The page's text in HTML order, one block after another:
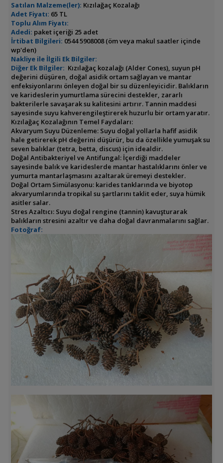
Satılan Malzeme(ler): Kızılağaç Kozalağı
Adet Fiyatı: 65 TL
Toplu Alım Fiyatı:
Adedi: paket içeriği 25 adet
İrtibat Bilgileri: 0544 5908008 (öm veya makul saatler içinde
wp'den)
Nakliye ile İlgili Ek Bilgiler:
Diğer Ek Bilgiler: Kızılağaç kozalağı (Alder Cones), suyun pH
değerini düşüren, doğal asidik ortam sağlayan ve mantar
enfeksiyonlarını önleyen doğal bir su düzenleyicidir. Balıkların
ve karideslerin yumurtlama sürecini destekler, zararlı
bakterilerle savaşarak su kalitesini artırır. Tannin maddesi
sayesinde suyu kahverengileştirerek huzurlu bir ortam yaratır.
Kızılağaç Kozalağının Temel Faydaları:
Akvaryum Suyu Düzenleme: Suyu doğal yollarla hafif asidik
hale getirerek pH değerini düşürür, bu da özellikle yumuşak su
seven balıklar (tetra, betta, discus) için idealdir.
Doğal Antibakteriyel ve Antifungal: İçerdiği maddeler
sayesinde balık ve karideslerde mantar hastalıklarını önler ve
yumurta mantarlaşmasını azaltarak üremeyi destekler.
Doğal Ortam Simülasyonu: karides tanklarında ve biyotop
akvaryumlarında tropikal su şartlarını taklit eder, suya hümik
asitler salar.
Stres Azaltıcı: Suyu doğal rengine (tannin) kavuşturarak
balıkların stresini azaltır ve daha doğal davranmalarını sağlar.
Fotoğraf: